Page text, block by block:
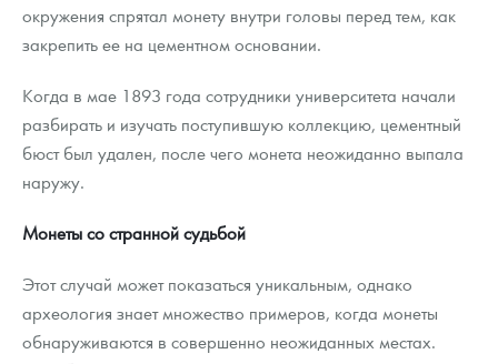
окружения спрятал монету внутри головы перед тем, как
закрепить ее на цементном основании.
Когда в мае 1893 года сотрудники университета начали
разбирать и изучать поступившую коллекцию, цементный
бюст был удален, после чего монета неожиданно выпала
наружу.
Монеты со странной судьбой
Этот случай может показаться уникальным, однако
археология знает множество примеров, когда монеты
обнаруживаются в совершенно неожиданных местах.